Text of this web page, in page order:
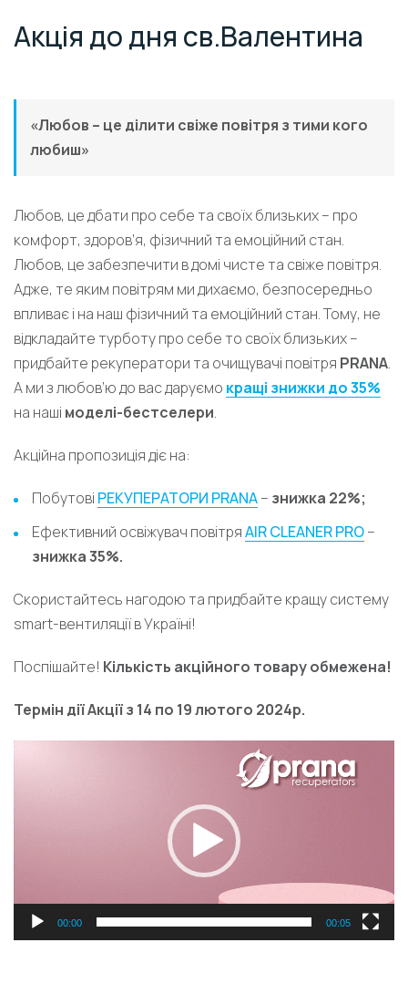
Акція до дня св.Валентина
«Любов – це ділити свіже повітря з тими кого
любиш»
Любов, це дбати про себе та своїх близьких – про
комфорт, здоров’я, фізичний та емоційний стан.
Любов, це забезпечити в домі чисте та свіже повітря.
Адже, те яким повітрям ми дихаємо, безпосередньо
впливає і на наш фізичний та емоційний стан. Тому, не
відкладайте турботу про себе то своїх близьких –
придбайте рекуператори та очищувачі повітря PRANA.
А ми з любов’ю до вас даруємо кращі знижки до 35%
на наші моделі-бестселери.
Акційна пропозиція діє на:
Побутові РЕКУПЕРАТОРИ PRANA– знижка 22%;
Ефективний освіжувач повітряAIR CLEANER PRO–
знижка 35%.
Скористайтесь нагодою та придбайте кращу систему
smart-вентиляції в Україні!
Поспішайте! Кількість акційного товару обмежена!
Термін дії Акції з 14 по 19 лютого 2024р.
00:00 00:05